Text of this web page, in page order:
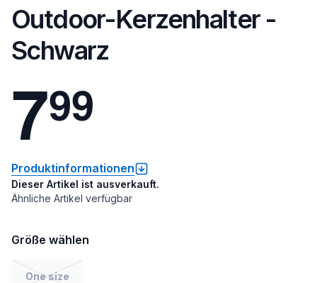
Outdoor-Kerzenhalter -
Schwarz
799
Produktinformationen
Dieser Artikel ist ausverkauft.
Ähnliche Artikel verfügbar
Größe wählen
One size